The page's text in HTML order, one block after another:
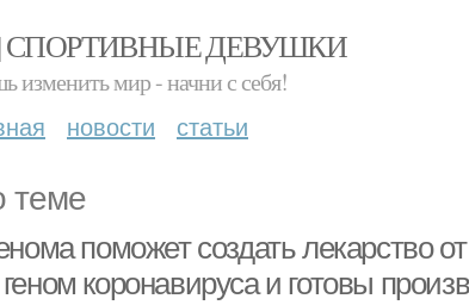
| СПОРТИВНЫЕ ДЕВУШКИ
изменить мир - начни с себя!
новости статьи
теме
поможет создать лекарство
коронавируса и готовы